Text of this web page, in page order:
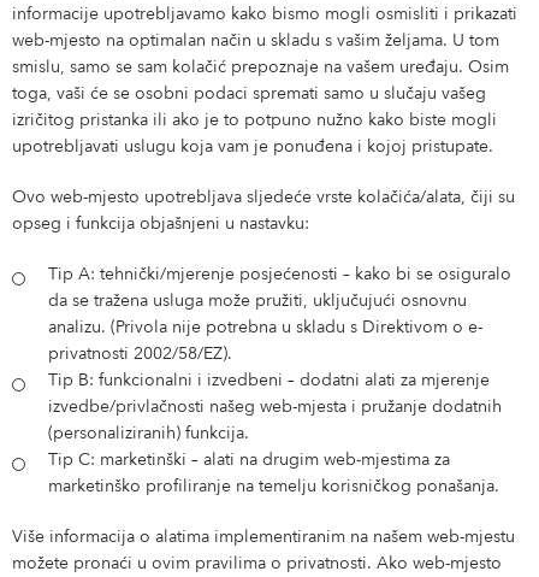
informacije upotrebljavamo kako bismo mogli osmisliti i prikazati
web-mjesto na optimalan način u skladu s vašim željama. U tom
smislu, samo se sam kolačić prepoznaje na vašem uređaju. Osim
toga, vaši će se osobni podaci spremati samo u slučaju vašeg
izričitog pristanka ili ako je to potpuno nužno kako biste mogli
upotrebljavati uslugu koja vam je ponuđena i kojoj pristupate.
Ovo web-mjesto upotrebljava sljedeće vrste kolačića/alata, čiji su
opseg i funkcija objašnjeni u nastavku:
Tip A: tehnički/mjerenje posjećenosti – kako bi se osiguralo
da se tražena usluga može pružiti, uključujući osnovnu
analizu. (Privola nije potrebna u skladu s Direktivom o e-
privatnosti 2002/58/EZ).
Tip B: funkcionalni i izvedbeni – dodatni alati za mjerenje
izvedbe/privlačnosti našeg web-mjesta i pružanje dodatnih
(personaliziranih) funkcija.
Tip C: marketinški – alati na drugim web-mjestima za
marketinško profiliranje na temelju korisničkog ponašanja.
Više informacija o alatima implementiranim na našem web-mjestu
možete pronaći u ovim pravilima o privatnosti. Ako web-mjesto